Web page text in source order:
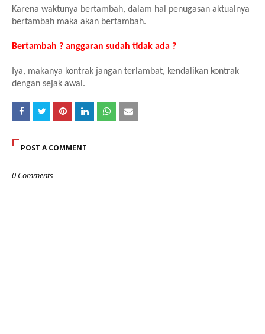
Karena waktunya bertambah, dalam hal penugasan aktualnya
bertambah maka akan bertambah.
Bertambah ? anggaran sudah tidak ada ?
Iya, makanya kontrak jangan terlambat, kendalikan kontrak
dengan sejak awal.
POST A COMMENT
0 Comments